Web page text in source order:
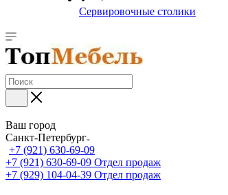
Сервировочные столики
Ваш город
Санкт-Петербург
+7 (921) 630-69-09
+7 (921) 630-69-09 Отдел продаж
+7 (929) 104-04-39 Отдел продаж